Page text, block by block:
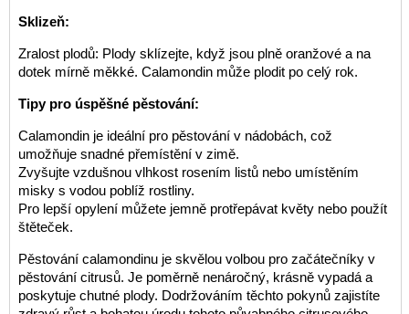
Sklizeň:
Zralost plodů: Plody sklízejte, když jsou plně oranžové a na
dotek mírně měkké. Calamondin může plodit po celý rok.
Tipy pro úspěšné pěstování:
Calamondin je ideální pro pěstování v nádobách, což
umožňuje snadné přemístění v zimě.
Zvyšujte vzdušnou vlhkost rosením listů nebo umístěním
misky s vodou poblíž rostliny.
Pro lepší opylení můžete jemně protřepávat květy nebo použít
štěteček.
Pěstování calamondinu je skvělou volbou pro začátečníky v
pěstování citrusů. Je poměrně nenáročný, krásně vypadá a
poskytuje chutné plody. Dodržováním těchto pokynů zajistíte